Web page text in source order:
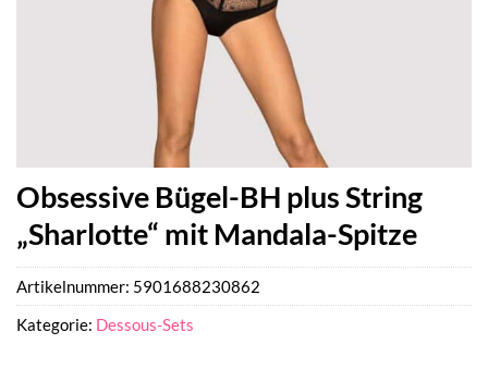
Obsessive Bügel-BH plus String
„Sharlotte“ mit Mandala-Spitze
Artikelnummer: 5901688230862
Kategorie: Dessous-Sets